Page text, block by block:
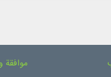
موافقة